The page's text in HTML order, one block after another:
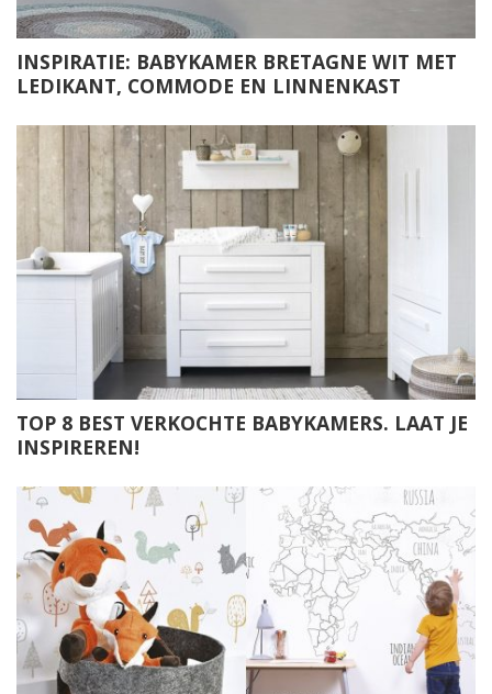
INSPIRATIE: BABYKAMER BRETAGNE WIT MET
LEDIKANT, COMMODE EN LINNENKAST
TOP 8 BEST VERKOCHTE BABYKAMERS. LAAT JE
INSPIREREN!